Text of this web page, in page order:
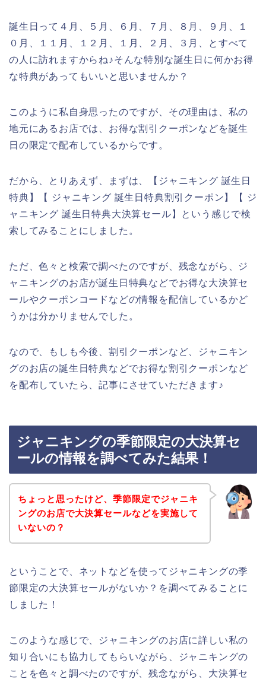
誕生日って４月、５月、６月、７月、８月、９月、１
０月、１１月、１２月、１月、２月、３月、とすべて
の人に訪れますからね♪そんな特別な誕生日に何かお得
な特典があってもいいと思いませんか？
このように私自身思ったのですが、その理由は、私の
地元にあるお店では、お得な割引クーポンなどを誕生
日の限定で配布しているからです。
だから、とりあえず、まずは、【ジャニキング 誕生日
特典】【 ジャニキング 誕生日特典割引クーポン】【 ジ
ャニキング 誕生日特典大決算セール】という感じで検
索してみることにしました。
ただ、色々と検索で調べたのですが、残念ながら、ジ
ャニキングのお店が誕生日特典などでお得な大決算セ
ールやクーポンコードなどの情報を配信しているかど
うかは分かりませんでした。
なので、もしも今後、割引クーポンなど、ジャニキン
グのお店の誕生日特典などでお得な割引クーポンなど
を配布していたら、記事にさせていただきます♪
ジャニキングの季節限定の大決算セ
ールの情報を調べてみた結果！
ちょっと思ったけど、季節限定でジャニキ
ングのお店で大決算セールなどを実施して
いないの？
ということで、ネットなどを使ってジャニキングの季
節限定の大決算セールがないか？を調べてみることに
しました！
このような感じで、ジャニキングのお店に詳しい私の
知り合いにも協力してもらいながら、ジャニキングの
ことを色々と調べたのですが、残念ながら、大決算セ